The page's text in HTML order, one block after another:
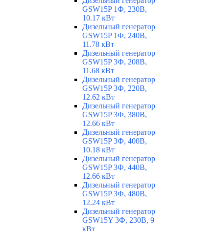
GSW15P 1Ф, 230В,
10.17 кВт
Дизельный генератор
GSW15P 1Ф, 240В,
11.78 кВт
Дизельный генератор
GSW15P 3Ф, 208В,
11.68 кВт
Дизельный генератор
GSW15P 3Ф, 220В,
12.62 кВт
Дизельный генератор
GSW15P 3Ф, 380В,
12.66 кВт
Дизельный генератор
GSW15P 3Ф, 400В,
10.18 кВт
Дизельный генератор
GSW15P 3Ф, 440В,
12.66 кВт
Дизельный генератор
GSW15P 3Ф, 480В,
12.24 кВт
Дизельный генератор
GSW15Y 3Ф, 230В, 9
кВт